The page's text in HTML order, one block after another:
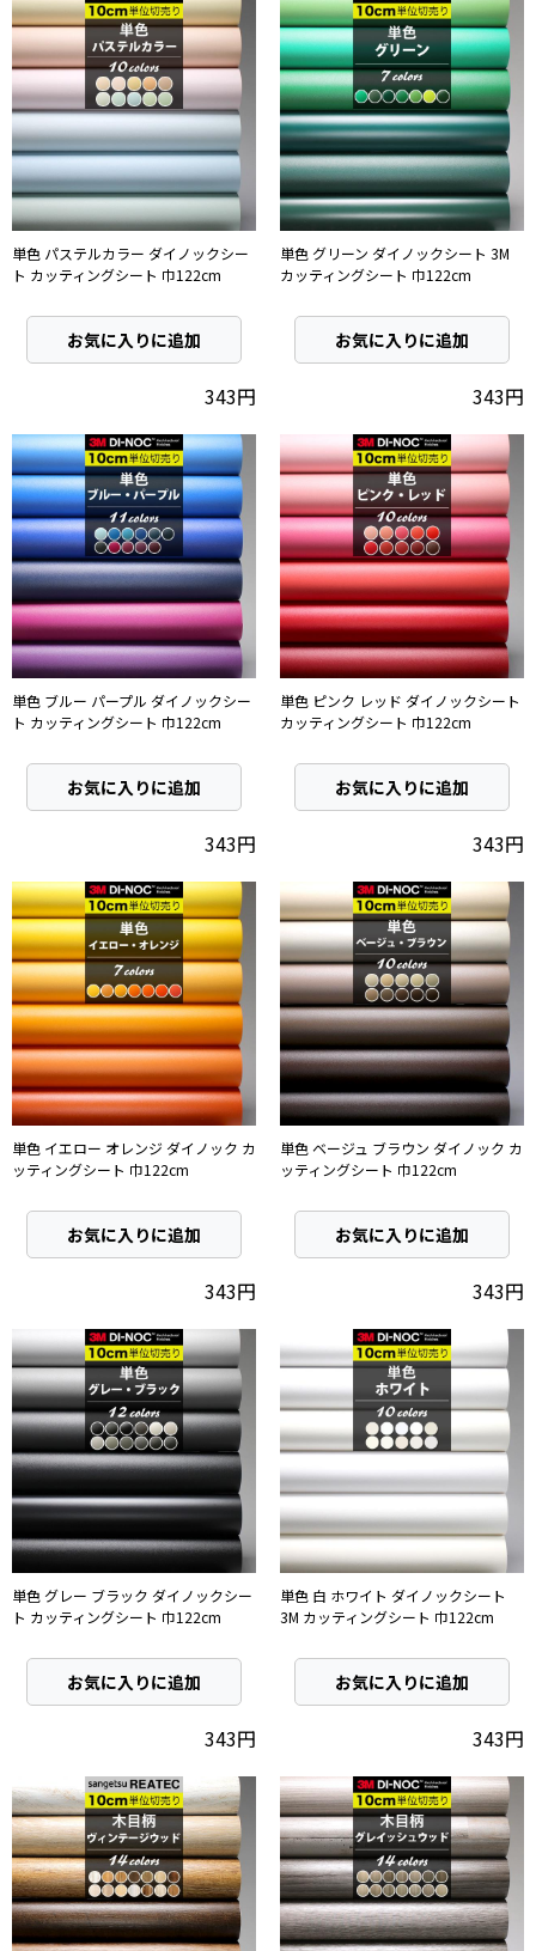
単色 パステルカラー ダイノックシー
ト カッティングシート 巾122cm
お気に入りに追加
343円
単色 グリーン ダイノックシート 3M
カッティングシート 巾122cm
お気に入りに追加
343円
単色 ブルー パープル ダイノックシー
ト カッティングシート 巾122cm
お気に入りに追加
343円
単色 ピンク レッド ダイノックシート
カッティングシート 巾122cm
お気に入りに追加
343円
単色 イエロー オレンジ ダイノック カ
ッティングシート 巾122cm
お気に入りに追加
343円
単色 ベージュ ブラウン ダイノック カ
ッティングシート 巾122cm
お気に入りに追加
343円
単色 グレー ブラック ダイノックシー
ト カッティングシート 巾122cm
お気に入りに追加
343円
単色 白 ホワイト ダイノックシート
3M カッティングシート 巾122cm
お気に入りに追加
343円